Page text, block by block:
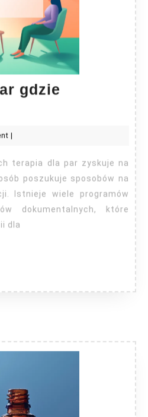
gdzie
|
poszukuje sposobów na
Istnieje wiele programów
dokumentalnych, które
dla